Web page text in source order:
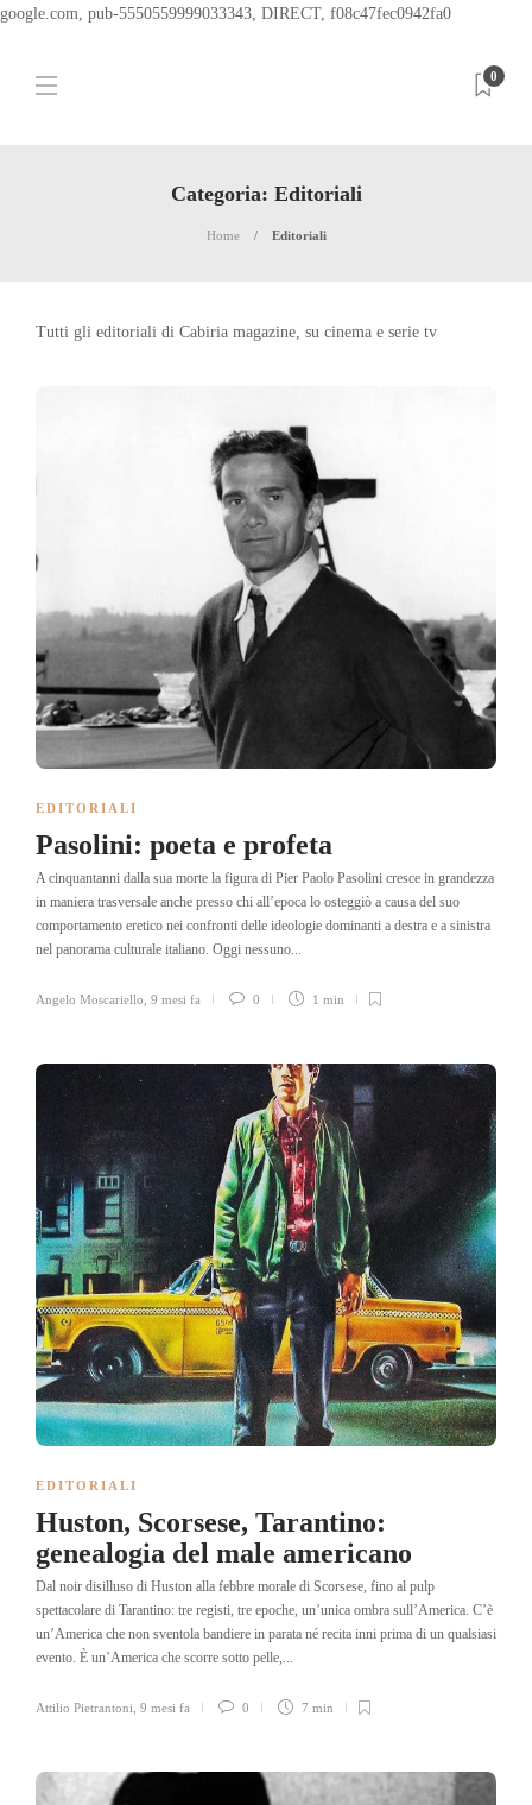
google.com, pub-5550559999033343, DIRECT, f08c47fec0942fa0
0
Categoria: Editoriali
Home Editoriali
Tutti gli editoriali di Cabiria magazine, su cinema e serie tv
EDITORIALI
Pasolini: poeta e profeta
A cinquantanni dalla sua morte la figura di Pier Paolo Pasolini cresce in grandezza
in maniera trasversale anche presso chi all’epoca lo osteggiò a causa del suo
comportamento eretico nei confronti delle ideologie dominanti a destra e a sinistra
nel panorama culturale italiano. Oggi nessuno...
Angelo Moscariello 9 mesi fa 0 1 min
EDITORIALI
Huston, Scorsese, Tarantino:
genealogia del male americano
Dal noir disilluso di Huston alla febbre morale di Scorsese, fino al pulp
spettacolare di Tarantino: tre registi, tre epoche, un’unica ombra sull’America. C’è
un’America che non sventola bandiere in parata né recita inni prima di un qualsiasi
evento. È un’America che scorre sotto pelle,...
Attilio Pietrantoni 9 mesi fa 0 7 min